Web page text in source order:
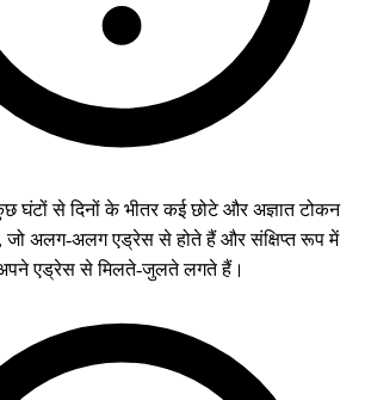
घंटों से दिनों के भीतर कई छोटे और अज्ञात टोकन
अलग-अलग एड्रेस से होते हैं और संक्षिप्त रूप में
एड्रेस से मिलते-जुलते लगते हैं।